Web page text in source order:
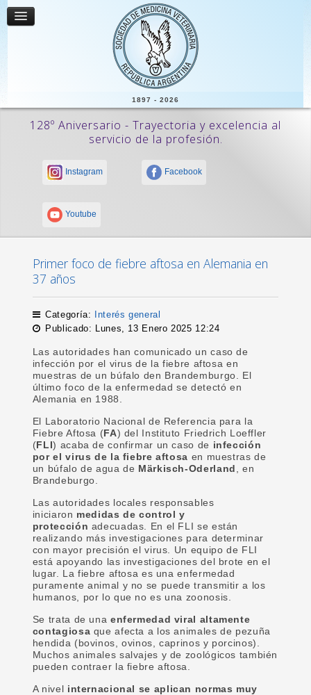
1897 - 2026
128º Aniversario - Trayectoria y excelencia al
servicio de la profesión.
Instagram Facebook
Youtube
Primer foco de fiebre aftosa en Alemania en
37 años
Categoría:
Interés general
Publicado: Lunes, 13 Enero 2025 12:24
Las autoridades han comunicado un caso de
infección por el virus de la fiebre aftosa en
muestras de un búfalo den Brandemburgo. El
último foco de la enfermedad se detectó en
Alemania en 1988.
El Laboratorio Nacional de Referencia para la
Fiebre Aftosa ( FA) del Instituto Friedrich Loeffler
( FLI) acaba de confirmar un caso de infección
por el virus de la fiebre aftosa en muestras de
un búfalo de agua de Märkisch-Oderland , en
Brandeburgo.
Las autoridades locales responsables
iniciaron medidas de control y
protección adecuadas. En el FLI se están
realizando más investigaciones para determinar
con mayor precisión el virus. Un equipo de FLI
está apoyando las investigaciones del brote en el
lugar. La fiebre aftosa es una enfermedad
puramente animal y no se puede transmitir a los
humanos, por lo que no es una zoonosis.
Se trata de una enfermedad viral altamente
contagiosa que afecta a los animales de pezuña
hendida (bovinos, ovinos, caprinos y porcinos).
Muchos animales salvajes y de zoológicos también
pueden contraer la fiebre aftosa.
A nivel internacional
se aplican normas muy